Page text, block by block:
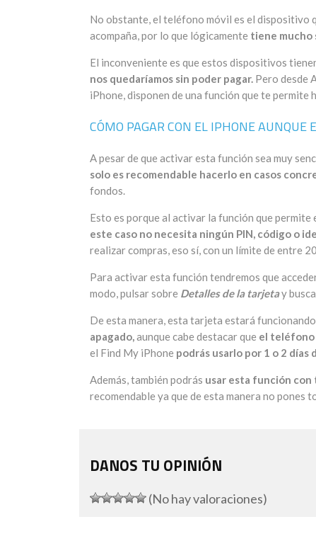
No obstante, el teléfono móvil es el dispositivo
acompaña, por lo que lógicamente tiene mucho
El inconveniente es que estos dispositivos
nos quedaríamos sin poder pagar. Pero desde
iPhone, disponen de una función que te permite
CÓMO PAGAR CON EL IPHONE AUNQUE
A pesar de que activar esta función sea muy
solo es recomendable hacerlo en casos
fondos.
Esto es porque al activar la función que
este caso no necesita ningún PIN, código o
realizar compras, eso sí, con un límite de entre
Para activar esta función tendremos que
modo, pulsar sobre Detalles de la tarjetay
De esta manera, esta tarjeta estará
apagado,aunque cabe destacar que el teléfono
el Find My iPhone podrás usarlo por 1 o 2 días
Además, también podrás usar esta función
recomendable ya que de esta manera no pones
DANOS TU OPINIÓN
(No hay valoraciones)